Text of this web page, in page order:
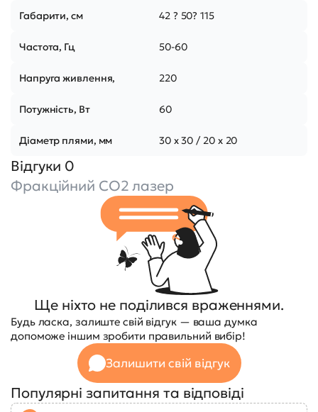
Габарити, см 42 ? 50? 115
Частота, Гц 50-60
Напруга живлення, 220
Потужність, Вт 60
Діаметр плями, мм 30 x 30 / 20 x 20
Відгуки 0
Фракційний CO2 лазер
Ще ніхто не поділився враженнями.
Будь ласка, залиште свій відгук — ваша думка
допоможе іншим зробити правильний вибір!
Залишити свій відгук
Популярні запитання та відповіді